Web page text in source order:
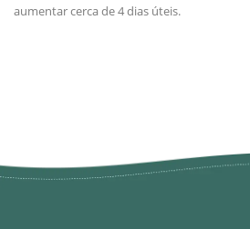
aumentar cerca de 4 dias úteis.